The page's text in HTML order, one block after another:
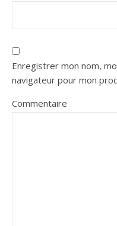
Enregistrer mon nom,
navigateur pour mon
Commentaire